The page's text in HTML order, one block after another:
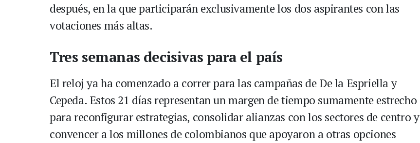
después, en la que participarán exclusivamente los dos aspirantes con las
votaciones más altas.
Tres semanas decisivas para el país
El reloj ya ha comenzado a correr para las campañas de De la Espriella y
Cepeda. Estos 21 días representan un margen de tiempo sumamente estrecho
para reconfigurar estrategias, consolidar alianzas con los sectores de centro y
convencer a los millones de colombianos que apoyaron a otras opciones